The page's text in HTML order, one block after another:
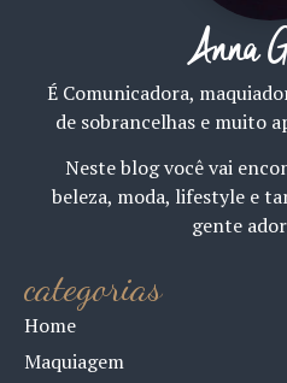
Anna
É Comunicadora,
de sobrancelhas e muito
Neste blog você vai
beleza, moda, lifestyle e
gente
categorias
Home
Maquiagem